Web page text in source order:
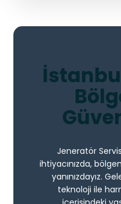
Jeneratör
ihtiyacınızda,
yanınızdayız.
teknoloji ile